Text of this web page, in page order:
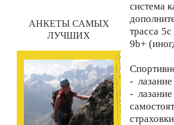
АНКЕТЫ САМЫХ
ЛУЧШИХ
система
трасса
9b+
- лазание
-